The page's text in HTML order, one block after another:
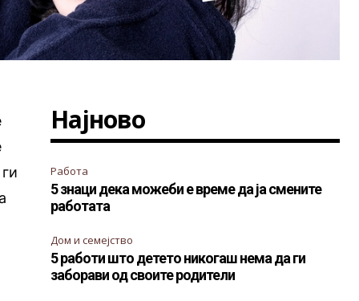
Најново
Работа
5 знаци дека можеби е време да ја смените
работата
Дом и семејство
5 работи што детето никогаш нема да ги
заборави од своите родители